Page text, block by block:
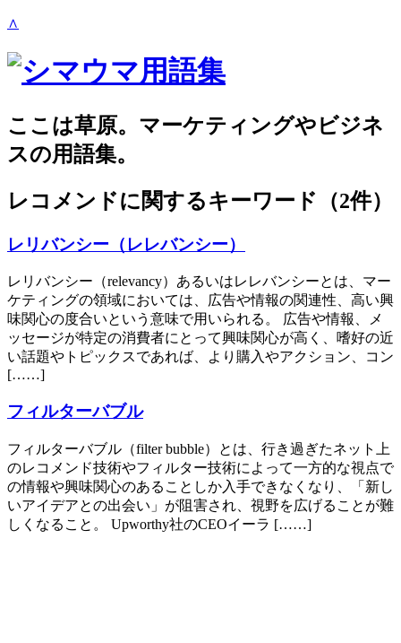
∧
ここは草原。マーケティングやビジネ
スの用語集。
レコメンドに関するキーワード（2件）
レリバンシー（レレバンシー）
レリバンシー（relevancy）あるいはレレバンシーとは、マー
ケティングの領域においては、広告や情報の関連性、高い興
味関心の度合いという意味で用いられる。 広告や情報、メ
ッセージが特定の消費者にとって興味関心が高く、嗜好の近
い話題やトピックスであれば、より購入やアクション、コン
[……]
フィルターバブル
フィルターバブル（filter bubble）とは、行き過ぎたネット上
のレコメンド技術やフィルター技術によって一方的な視点で
の情報や興味関心のあることしか入手できなくなり、「新し
いアイデアとの出会い」が阻害され、視野を広げることが難
しくなること。 Upworthy社のCEOイーラ [……]